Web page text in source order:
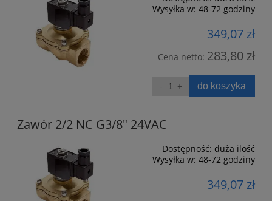
Wysyłka w: 48-72 godziny
349,07 zł
Cena netto: 283,80 zł
do koszyka
Zawór 2/2 NC G3/8" 24VAC
Dostępność: duża ilość
Wysyłka w: 48-72 godziny
349,07 zł